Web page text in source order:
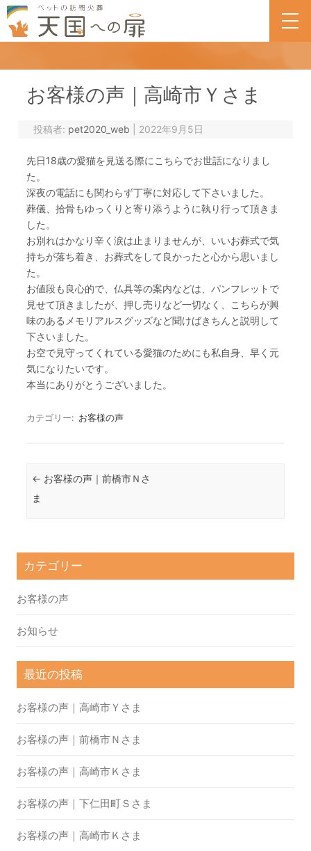
一覧
お客様の声｜高崎市Ｙさま
投稿者: pet2020_web 2022年9月5日
先日18歳の愛猫を見送る際にこちらでお世話になりまし
た。
深夜の電話にも関わらず丁寧に対応して下さいました。
葬儀、拾骨もゆっくりと寄り添うように執り行って頂きま
した。
お別れはかなり辛く涙は止まりませんが、いいお葬式で気
持ちが落ち着き、お葬式をして良かったと心から思いまし
た。
お値段も良心的で、仏具等の案内などは、パンフレットで
見せて頂きましたが、押し売りなど一切なく、こちらが興
味のあるメモリアルスグッズなど聞けばきちんと説明して
下さいました。
お空で見守ってくれている愛猫のためにも私自身、早く元
気になりたいです。
本当にありがとうございました。
カテゴリー: お客様の声
投稿ナビゲーション
← お客様の声｜前橋市Ｎさ
ま
カテゴリー
お客様の声
お知らせ
最近の投稿
お客様の声｜高崎市Ｙさま
お客様の声｜前橋市Ｎさま
お客様の声｜高崎市Ｋさま
お客様の声｜下仁田町Ｓさま
お客様の声｜高崎市Ｋさま